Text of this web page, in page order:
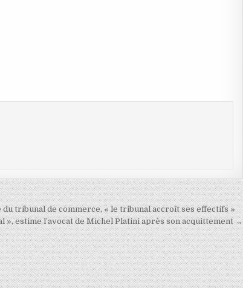
tribunal de commerce, « le tribunal accroît ses effectifs »
», estime l’avocat de Michel Platini après son acquittement →